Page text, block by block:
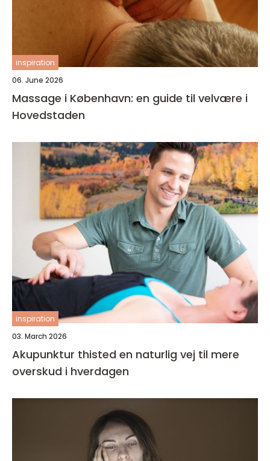
inspiration
06. June 2026
Massage i København: en guide til velvære i
Hovedstaden
inspiration
03. March 2026
Akupunktur thisted en naturlig vej til mere
overskud i hverdagen